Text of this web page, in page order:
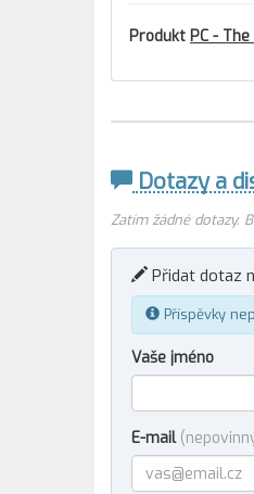
Produkt PC -
Dotazy a
Zatím žádné dotazy.
Přidat dotaz
Příspěvky
Vaše jméno
E-mail